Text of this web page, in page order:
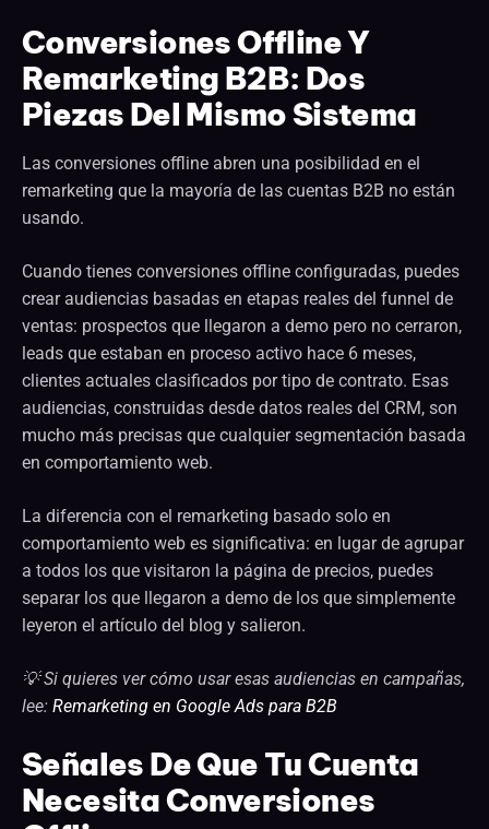
Conversiones Offline Y
Remarketing B2B: Dos
Piezas Del Mismo Sistema
Las conversiones offline abren una posibilidad en el
remarketing que la mayoría de las cuentas B2B no están
usando.
Cuando tienes conversiones offline configuradas, puedes
crear audiencias basadas en etapas reales del funnel de
ventas: prospectos que llegaron a demo pero no cerraron,
leads que estaban en proceso activo hace 6 meses,
clientes actuales clasificados por tipo de contrato. Esas
audiencias, construidas desde datos reales del CRM, son
mucho más precisas que cualquier segmentación basada
en comportamiento web.
La diferencia con el remarketing basado solo en
comportamiento web es significativa: en lugar de agrupar
a todos los que visitaron la página de precios, puedes
separar los que llegaron a demo de los que simplemente
leyeron el artículo del blog y salieron.
💡 Si quieres ver cómo usar esas audiencias en campañas,
lee: Remarketing en Google Ads para B2B
Señales De Que Tu Cuenta
Necesita Conversiones